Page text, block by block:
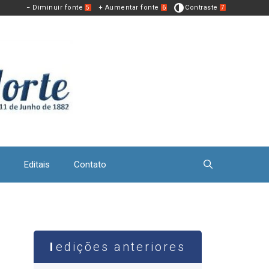
− Diminuir fonte 5 + Aumentar fonte 6 Contraste 7
Editais Contato
edições anteriores